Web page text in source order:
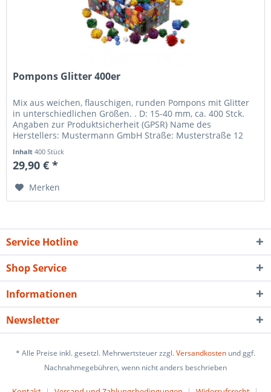
Pompons Glitter 400er
Mix aus weichen, flauschigen, runden Pompons mit Glitter
in unterschiedlichen Größen. . D: 15-40 mm, ca. 400 Stck.
Angaben zur Produktsicherheit (GPSR) Name des
Herstellers: Mustermann GmbH Straße: Musterstraße 12
Inhalt400 Stück
29,90 € *
Merken
Service Hotline
Shop Service
Informationen
Newsletter
* Alle Preise inkl. gesetzl. Mehrwertsteuer zzgl.Versandkosten und ggf.
Nachnahmegebühren, wenn nicht anders beschrieben